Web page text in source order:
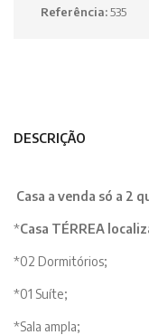
Referência: 535
DESCRIÇÃO
Casa a venda só a 2
*Casa TÉRREA
*02 Dormitórios;
*01 Suíte;
*Sala ampla;